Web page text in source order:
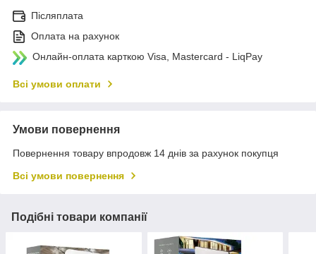
Післяплата
Оплата на рахунок
Онлайн-оплата карткою Visa, Mastercard - LiqPay
Всі умови оплати
Умови повернення
Повернення товару впродовж 14 днів за рахунок покупця
Всі умови повернення
Подібні товари компанії